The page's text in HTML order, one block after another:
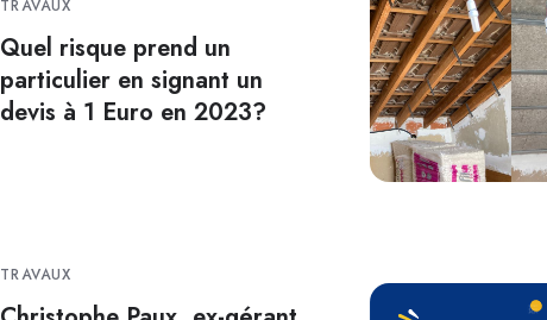
TRAVAUX
Quel risque prend un
particulier en signant un
devis à 1 Euro en 2023?
TRAVAUX